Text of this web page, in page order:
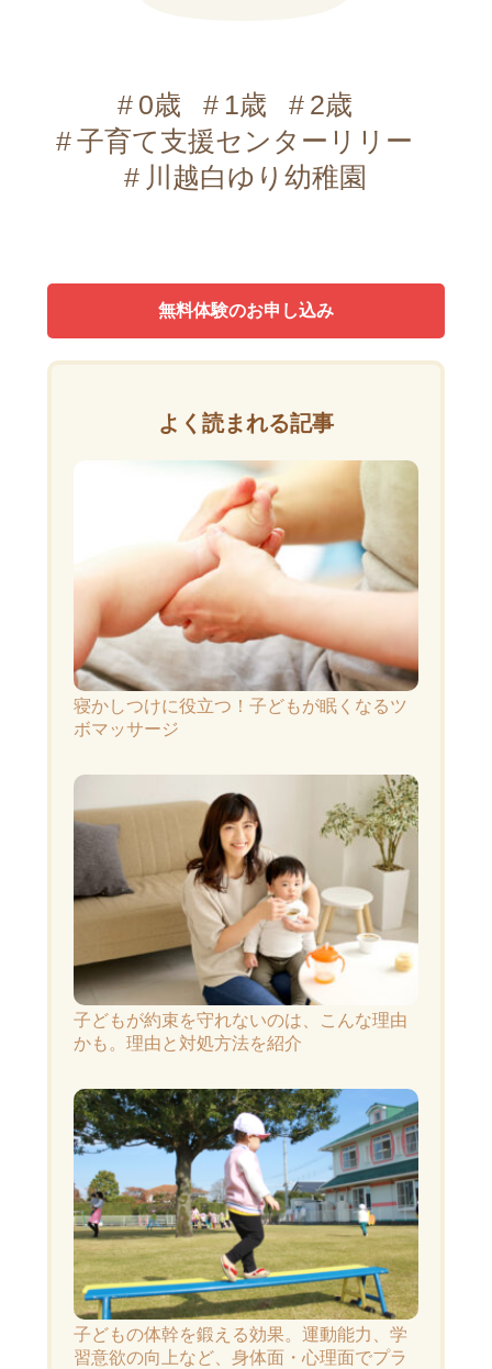
0歳 1歳
2歳
子育て支援センターリリー
川越白ゆり幼稚園
無料体験のお申し込み
よく読まれる記事
寝かしつけに役立つ！子どもが眠くなるツ
ボマッサージ
子どもが約束を守れないのは、こんな理由
かも。理由と対処方法を紹介
子どもの体幹を鍛える効果。運動能力、学
習意欲の向上など、身体面・心理面でプラ